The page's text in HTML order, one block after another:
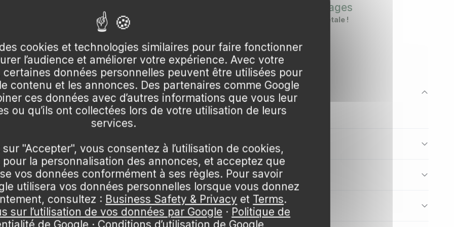
ou au soleil doux, à l'abri du soleil brûlant qui grille son feuillage clair, et des gelées tardives qui peuvent
un sol frais, riche et bien drainé, plutôt acide. Paillez et arrosez régulièrement l'été.
en ne retirant que le bois mort et les branches mal placées. Évitez les tailles sévères. Maintenez le
des feuilles ne se dessèchent.
un emballage rigide !
Nos emballages
en matière végétale !
; le 'Katsura' est plus orangé et un peu plus grand.
cookies et technologies similaires pour faire fonctionner
l’audience et améliorer votre expérience. Avec votre
données personnelles peuvent être utilisées pour
contenu et les annonces. Des partenaires comme Google
ces données avec d’autres informations que vous leur
ou qu’ils ont collectées lors de votre utilisation de leurs
services.
"Accepter", vous consentez à l’utilisation de cookies,
la personnalisation des annonces, et acceptez que
vos données conformément à ses règles. Pour savoir
utilisera vos données personnelles lorsque vous donnez
consultez : Business Safety & Privacy et Terms.
sur l’utilisation de vos données par Google · Politique de
de Google · Conditions d’utilisation de Google